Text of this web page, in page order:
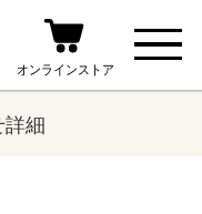
細